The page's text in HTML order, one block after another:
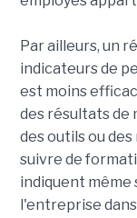
Par ailleurs, un
indicateurs de
est moins
des résultats de
des outils ou
suivre de
indiquent même
l'entreprise